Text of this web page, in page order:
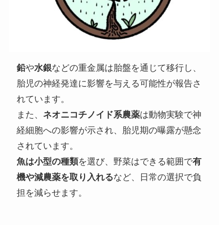
鉛や水銀などの重金属は胎盤を通じて移行し、
胎児の神経発達に影響を与える可能性が報告さ
れています。
また、 ネオニコチノイド系農薬は動物実験で神
経細胞への影響が示され、胎児期の曝露が懸念
されています。
魚は小型の種類を選び、野菜はできる範囲で有
機や減農薬を取り入れるなど、日常の選択で負
担を減らせます。